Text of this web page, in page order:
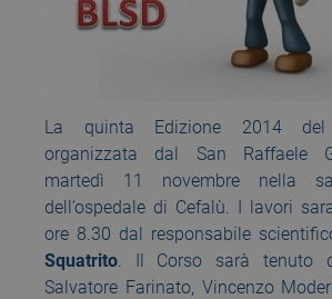
La quinta Edizione 2014 del
organizzata dal San Raffaele
martedì 11 novembre nella
dell’ospedale di Cefalù. I lavori
ore 8.30 dal responsabile
Squatrito. Il Corso sarà tenuto
Salvatore Farinato, Vincenzo